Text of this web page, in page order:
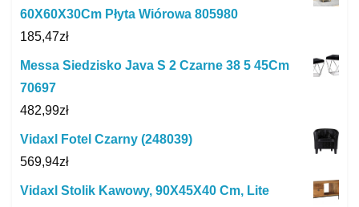
60X60X30Cm Płyta Wiórowa 805980
185,47zł
Messa Siedzisko Java S 2 Czarne 38 5 45Cm
70697
482,99zł
Vidaxl Fotel Czarny (248039)
569,94zł
Vidaxl Stolik Kawowy, 90X45X40 Cm, Lite